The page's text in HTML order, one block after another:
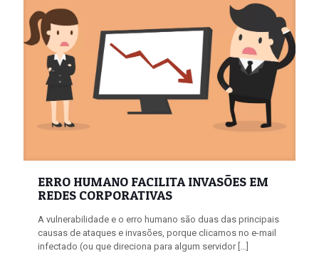
ERRO HUMANO FACILITA INVASÕES EM
REDES CORPORATIVAS
A vulnerabilidade e o erro humano são duas das principais
causas de ataques e invasões, porque clicamos no e-mail
infectado (ou que direciona para algum servidor[…]